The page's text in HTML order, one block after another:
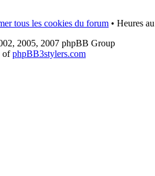
tous les cookies du forum • Heures
2005, 2007 phpBB Group
ofphpBB3stylers.com